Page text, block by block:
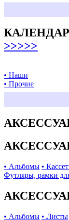
>>>>>
• Наши
• Прочие
• Альбомы •
Футляры, рамки
• Альбомы • Листы